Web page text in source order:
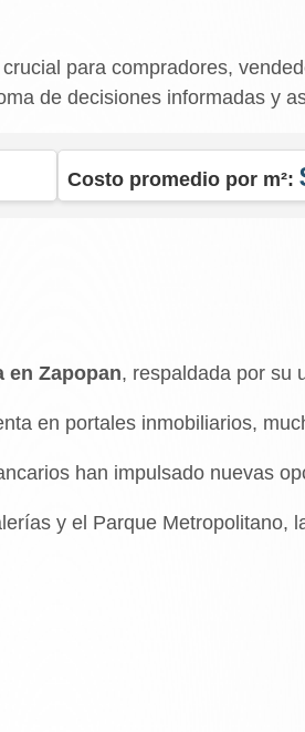
para compradores,
de decisiones informadas y
Costo promedio por m²:
en Zapopan, respaldada por su
en portales inmobiliarios,
han impulsado nuevas
y el Parque